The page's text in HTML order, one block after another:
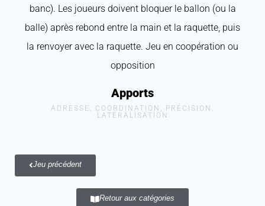
banc). Les joueurs doivent bloquer le ballon (ou la
balle) après rebond entre la main et la raquette, puis
la renvoyer avec la raquette. Jeu en coopération ou
opposition
Apports
ADRESSE, COORDINATION, PRÉCISION,
LATÉRALISATION
Jeu précédent
Retour aux catégories